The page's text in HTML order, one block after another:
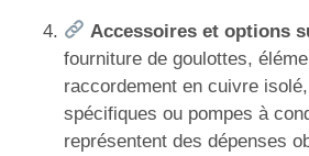
Accessoires et options
fourniture de goulottes,
raccordement en cuivre
spécifiques ou pompes à
représentent des dépenses